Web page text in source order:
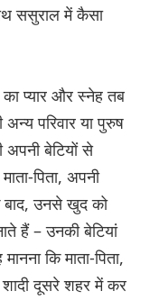
ससुराल में कैसा
का प्यार और स्नेह तब
परिवार या पुरुष
बेटियों से
पिता, अपनी
बाद, उनसे खुद को
हैं – उनकी बेटियां
कि माता-पिता,
दूसरे शहर में कर